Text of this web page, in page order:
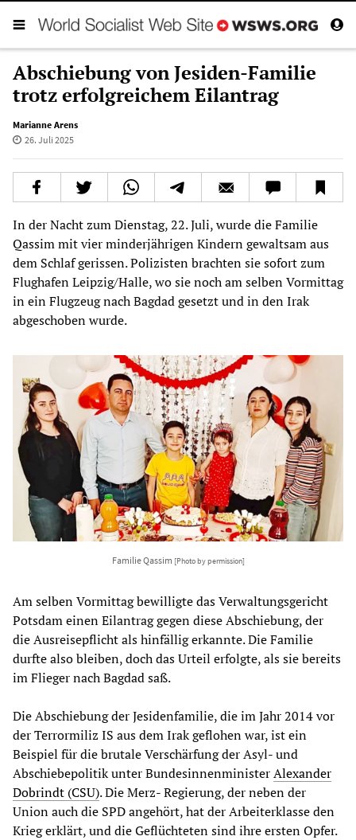
Abschiebung von Jesiden-Familie
trotz erfolgreichem Eilantrag
Marianne Arens
26. Juli 2025
In der Nacht zum Dienstag, 22. Juli, wurde die Familie
Qassim mit vier minderjährigen Kindern gewaltsam aus
dem Schlaf gerissen. Polizisten brachten sie sofort zum
Flughafen Leipzig/Halle, wo sie noch am selben Vormittag
in ein Flugzeug nach Bagdad gesetzt und in den Irak
abgeschoben wurde.
Familie Qassim [Photo by permission]
Am selben Vormittag bewilligte das Verwaltungsgericht
Potsdam einen Eilantrag gegen diese Abschiebung, der
die Ausreisepflicht als hinfällig erkannte. Die Familie
durfte also bleiben, doch das Urteil erfolgte, als sie bereits
im Flieger nach Bagdad saß.
Die Abschiebung der Jesidenfamilie, die im Jahr 2014 vor
der Terrormiliz IS aus dem Irak geflohen war, ist ein
Beispiel für die brutale Verschärfung der Asyl- und
Abschiebepolitik unter BundesinnenministerAlexander
Dobrindt (CSU). Die Merz- Regierung, der neben der
Union auch die SPD angehört, hat der Arbeiterklasse den
Krieg erklärt, und die Geflüchteten sind ihre ersten Opfer.